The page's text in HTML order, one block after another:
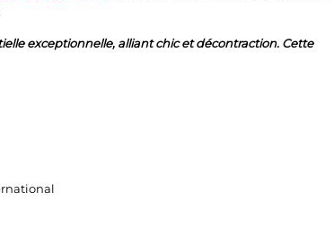
exceptionnelle, alliant chic et décontraction. Cette